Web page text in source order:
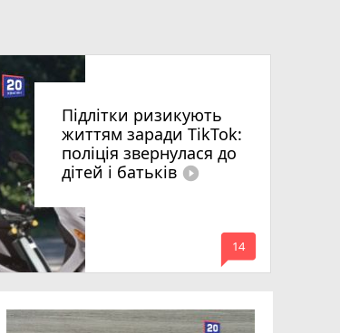
Підлітки ризикують
життям заради TikTok:
поліція звернулася до
дітей і батьків play_circle_filled
mode_comment
14